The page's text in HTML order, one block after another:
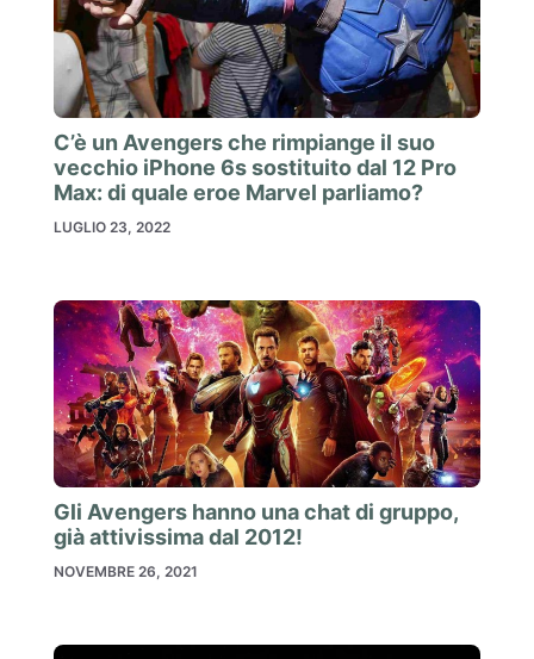
C’è un Avengers che rimpiange il suo
vecchio iPhone 6s sostituito dal 12 Pro
Max: di quale eroe Marvel parliamo?
LUGLIO 23, 2022
Gli Avengers hanno una chat di gruppo,
già attivissima dal 2012!
NOVEMBRE 26, 2021